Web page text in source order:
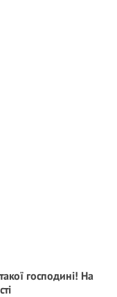
господині! На